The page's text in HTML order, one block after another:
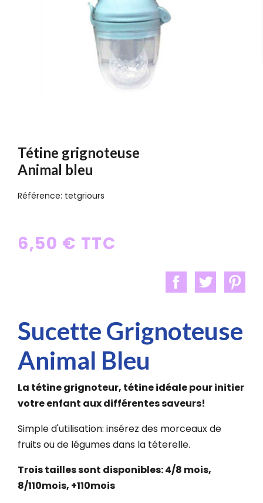
Tétine grignoteuse
Animal bleu
Référence: tetgriours
6,50 € TTC
Sucette Grignoteuse
Animal Bleu
La tétine grignoteur, tétine idéale pour initier
votre enfant aux différentes saveurs!
Simple d'utilisation: insérez des morceaux de
fruits ou de légumes dans la téterelle.
Trois tailles sont disponibles: 4/8 mois,
8/110mois, +110mois